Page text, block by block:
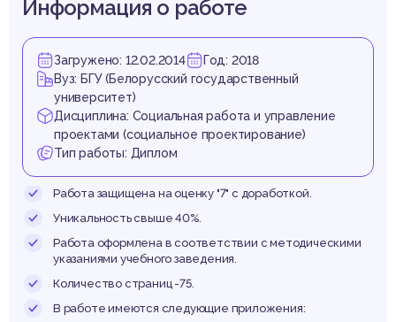
Информация о работе
Загружено: 12.02.2014
Год: 2018
Вуз: БГУ (Белорусский государственный
университет)
Дисциплина: Социальная работа и управление
проектами (социальное проектирование)
Тип работы: Диплом
Работа защищена на оценку "7" с доработкой.
Уникальность свыше 40%.
Работа оформлена в соответствии с методическими
указаниями учебного заведения.
Количество страниц -75.
В работе имеются следующие приложения: